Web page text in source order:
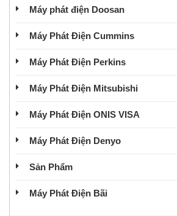
Máy phát điện Doosan
Máy Phát Điện Cummins
Máy Phát Điện Perkins
Máy Phát Điện Mitsubishi
Máy Phát Điện ONIS VISA
Máy Phát Điện Denyo
Sản Phẩm
Máy Phát Điện Bãi